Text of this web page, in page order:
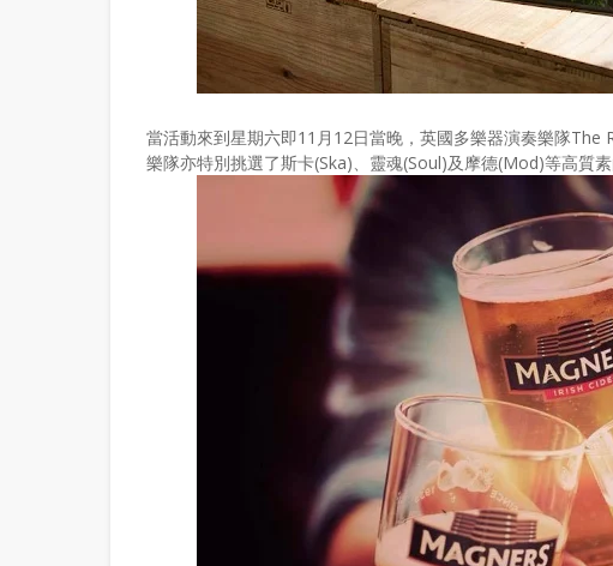
當活動來到星期六即11月12日當晚，英國多樂器演奏樂隊The
樂隊亦特別挑選了斯卡(Ska)、靈魂(Soul)及摩德(Mod)等高質素